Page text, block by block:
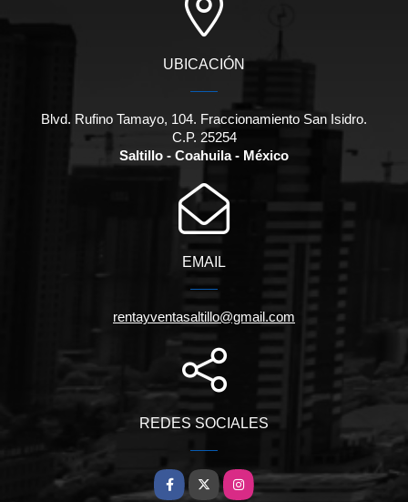
UBICACIÓN
Blvd. Rufino Tamayo, 104. Fraccionamiento San Isidro.
C.P. 25254
Saltillo - Coahuila - México
EMAIL
rentayventasaltillo@gmail.com
REDES SOCIALES
Facebook
X Instagram